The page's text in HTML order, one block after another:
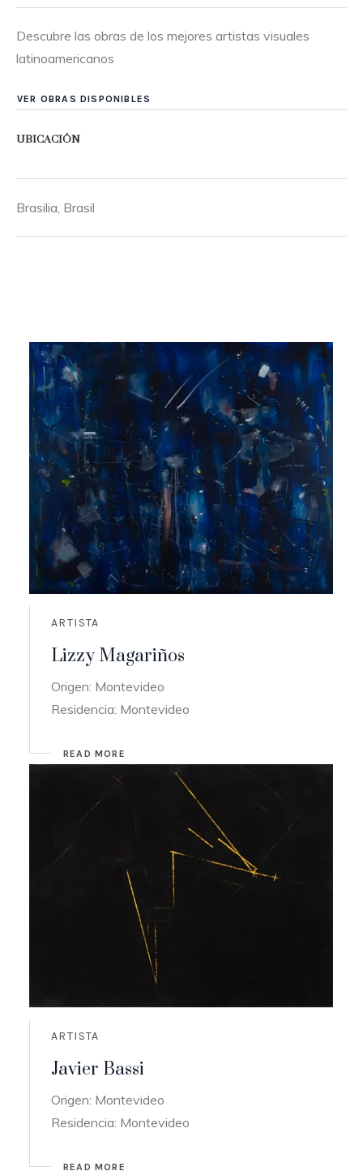
Descubre las obras de los mejores artistas visuales
latinoamericanos
VER OBRAS DISPONIBLES
UBICACIÓN
Brasilia, Brasil
ARTISTA
Lizzy Magariños
Origen: Montevideo
Residencia: Montevideo
READ MORE
ARTISTA
Javier Bassi
Origen: Montevideo
Residencia: Montevideo
READ MORE